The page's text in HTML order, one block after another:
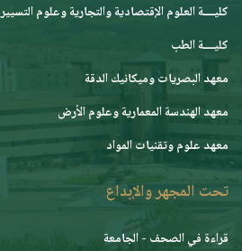
كليــــة العلوم الإقتصادية والتجارية وعلوم التسيير
كليــــة الطب
معهد البصريات وميكانيك الدقة
معهد الهندسة المعمارية وعلوم الأرض
معهد علوم وتقنيات المواد
تحت المجهر والإبداع
قراءة في الصحف - الجامعة